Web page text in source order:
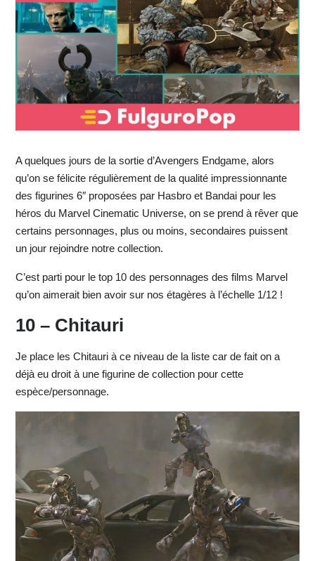
A quelques jours de la sortie d’Avengers Endgame, alors
qu’on se félicite régulièrement de la qualité impressionnante
des figurines 6″ proposées par Hasbro et Bandai pour les
héros du Marvel Cinematic Universe, on se prend à rêver que
certains personnages, plus ou moins, secondaires puissent
un jour rejoindre notre collection.
C’est parti pour le top 10 des personnages des films Marvel
qu’on aimerait bien avoir sur nos étagères à l’échelle 1/12 !
10 – Chitauri
Je place les Chitauri à ce niveau de la liste car de fait on a
déjà eu droit à une figurine de collection pour cette
espèce/personnage.